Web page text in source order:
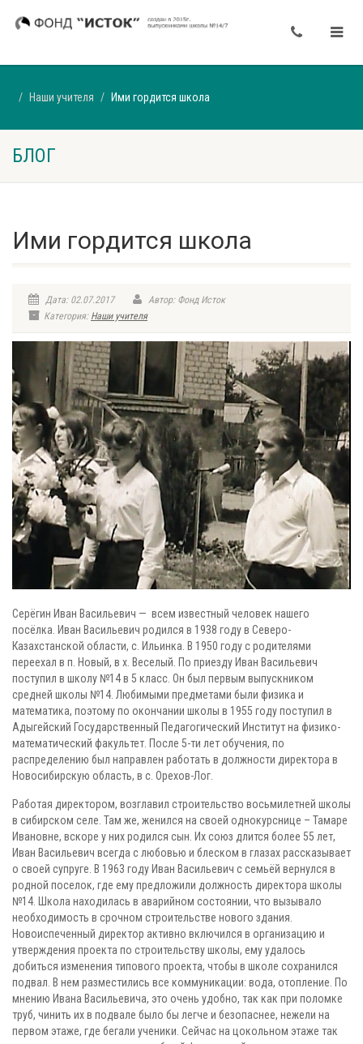
Наши учителя Ими гордится школа
БЛОГ
Ими гордится школа
Дата: 02.07.2017
Автор: Фонд Исток
Категория: Наши учителя
Серёгин Иван Васильевич — всем известный человек нашего
посёлка. Иван Васильевич родился в 1938 году в Северо-
Казахстанской области, с. Ильинка. В 1950 году с родителями
переехал в п. Новый, в х. Веселый. По приезду Иван Васильевич
поступил в школу №14 в 5 класс. Он был первым выпускником
средней школы №14. Любимыми предметами были физика и
математика, поэтому по окончании школы в 1955 году поступил в
Адыгейский Государственный Педагогический Институт на физико-
математический факультет. После 5-ти лет обучения, по
распределению был направлен работать в должности директора в
Новосибирскую область, в с. Орехов-Лог.
Работая директором, возглавил строительство восьмилетней школы
в сибирском селе. Там же, женился на своей однокурснице – Тамаре
Ивановне, вскоре у них родился сын. Их союз длится более 55 лет,
Иван Васильевич всегда с любовью и блеском в глазах рассказывает
о своей супруге. В 1963 году Иван Васильевич с семьёй вернулся в
родной поселок, где ему предложили должность директора школы
№14. Школа находилась в аварийном состоянии, что вызывало
необходимость в срочном строительстве нового здания.
Новоиспеченный директор активно включился в организацию и
утверждения проекта по строительству школы, ему удалось
добиться изменения типового проекта, чтобы в школе сохранился
подвал. В нем разместились все коммуникации: вода, отопление. По
мнению Ивана Васильевича, это очень удобно, так как при поломке
труб, чинить их в подвале было бы легче и безопаснее, нежели на
первом этаже, где бегали ученики. Сейчас на цокольном этаже так